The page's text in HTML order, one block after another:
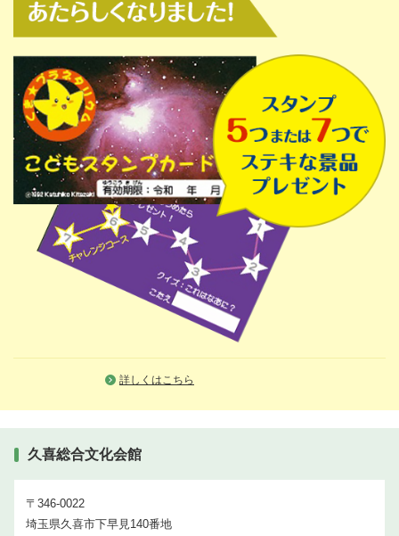
詳しくはこちら
久喜総合文化会館
〒346-0022
埼玉県久喜市下早見140番地